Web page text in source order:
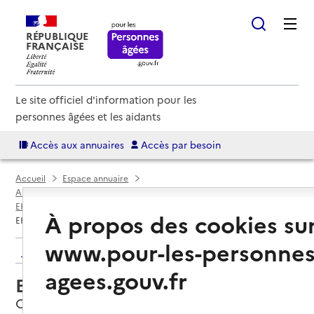
RÉPUBLIQUE
FRANÇAISE
Le site officiel d'information pour les
personnes âgées et les aidants
Accès aux annuaires Accès par besoin
Accueil
Espace annuaire
Annuaire EHPAD et maisons de retraite
EHPAD par département
EHPAD Résidence Rochecourbe
Retour aux résultats de l'annuaire
EHPAD Résidence Rochecourbe
Crest, DROME
À propos des cookies
www.pour-les-
agees.gouv.fr